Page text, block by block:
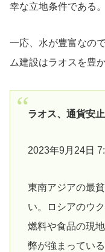
幸な立地条件である。
一応、水が豊富なの
ム建設はラオスを豊
ラオス、通貨安
2023年9月24日
東南アジアの最
い。ロシアのウ
燃料や食品の現
弊が強まってい